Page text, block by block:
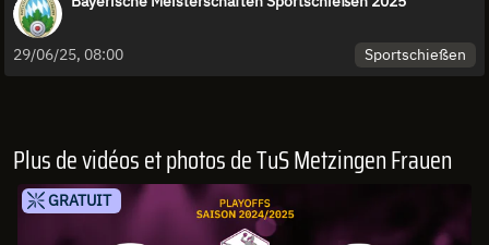
29/06/25, 08:00 Sportschießen
Plus de vidéos et photos de TuS Metzingen Frauen
GRATUIT